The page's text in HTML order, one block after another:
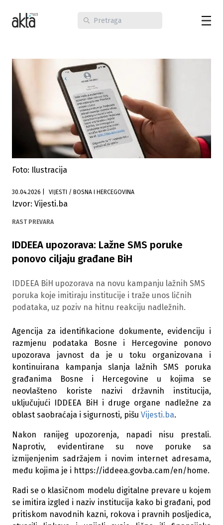
Foto: Ilustracija
30.04.2026 VIJESTI / BOSNA I HERCEGOVINA
Izvor: Vijesti.ba
RAST PREVARA
IDDEEA upozorava: Lažne SMS poruke
ponovo ciljaju građane BiH
IDDEEA BiH upozorava na novu kampanju lažnih SMS
poruka koje imitiraju institucije i traže unos ličnih
podataka, uz poziv na hitnu reakciju nadležnih.
Agencija za identifikacione dokumente, evidenciju i
razmjenu podataka Bosne i Hercegovine ponovo
upozorava javnost da je u toku organizovana i
kontinuirana kampanja slanja lažnih SMS poruka
građanima Bosne i Hercegovine u kojima se
neovlašteno koriste nazivi državnih institucija,
uključujući IDDEEA BiH i druge organe nadležne za
oblast saobraćaja i sigurnosti, pišu Vijesti.ba.
Nakon ranijeg upozorenja, napadi nisu prestali.
Naprotiv, evidentirane su nove poruke sa
izmijenjenim sadržajem i novim internet adresama,
među kojima je i https://iddeea.govba.cam/en/home.
Radi se o klasičnom modelu digitalne prevare u kojem
se imitira izgled i naziv institucija kako bi građani, pod
pritiskom navodnih kazni, rokova i pravnih posljedica,